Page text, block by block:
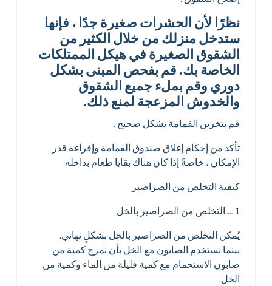
نظرًا لأن الحشرات صغيرة جدًا ، فإنها
ستدخل منزلك من خلال الكثير من
الشقوق الصغيرة في هيكل الممتلكات
الخاصة بك. قم بفحص المبنى بشكل
دوري وقم بملء جميع الشقوق
والخدوش المزعجة لمنع ذلك.
قم بتخزين القمامة بشكل صحيح .
تأكد من إحكام إغلاق صندوق القمامة وإفراغه قدر
الإمكان ، خاصةً إذا كان هناك بقايا طعام بداخله.
كيفية التخلص من الصراصير
يُمكن التخلص من الصراصير بالخل بشكلٍ نهائي.
بينما نستخدم الصابون مع الخل بأن نمزج كمية من
صابون الاستحمام مع كمية قليلة من الماء وكمية من
الخل.